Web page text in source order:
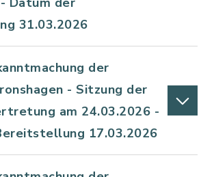
31.03.2026
der
- Sitzung der
am 24.03.2026 -
17.03.2026